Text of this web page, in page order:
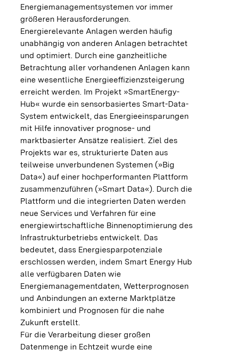
Energiemanagementsystemen vor immer
größeren Herausforderungen.
Energierelevante Anlagen werden häufig
unabhängig von anderen Anlagen betrachtet
und optimiert. Durch eine ganzheitliche
Betrachtung aller vorhandenen Anlagen kann
eine wesentliche Energieeffizienzsteigerung
erreicht werden. Im Projekt »SmartEnergy-
Hub« wurde ein sensorbasiertes Smart-Data-
System entwickelt, das Energieeinsparungen
mit Hilfe innovativer prognose- und
marktbasierter Ansätze realisiert. Ziel des
Projekts war es, strukturierte Daten aus
teilweise unverbundenen Systemen (»Big
Data«) auf einer hochperformanten Plattform
zusammenzuführen (»Smart Data«). Durch die
Plattform und die integrierten Daten werden
neue Services und Verfahren für eine
energiewirtschaftliche Binnenoptimierung des
Infrastrukturbetriebs entwickelt. Das
bedeutet, dass Energiesparpotenziale
erschlossen werden, indem Smart Energy Hub
alle verfügbaren Daten wie
Energiemanagementdaten, Wetterprognosen
und Anbindungen an externe Marktplätze
kombiniert und Prognosen für die nahe
Zukunft erstellt.
Für die Verarbeitung dieser großen
Datenmenge in Echtzeit wurde eine